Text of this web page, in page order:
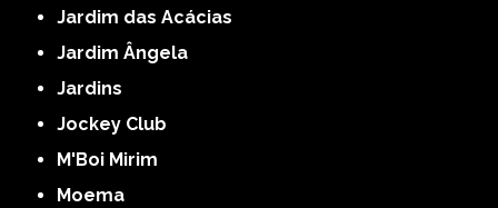
Jardim das Acácias
Jardim Ângela
Jardins
Jockey Club
M'Boi Mirim
Moema